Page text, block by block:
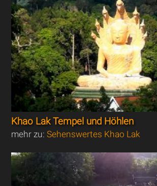
Khao Lak Tempel und Höhlen
mehr zu:Sehenswertes Khao Lak